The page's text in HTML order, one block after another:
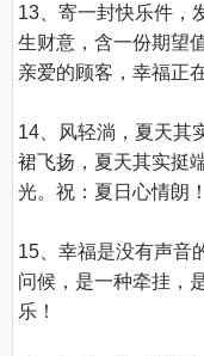
13、寄一封快乐件，
生财意，含一份期望
亲爱的顾客，幸福正
14、风轻淌，夏天其
裙飞扬，夏天其实挺
光。祝：夏日心情朗！
15、幸福是没有声音
问候，是一种牵挂，
乐！